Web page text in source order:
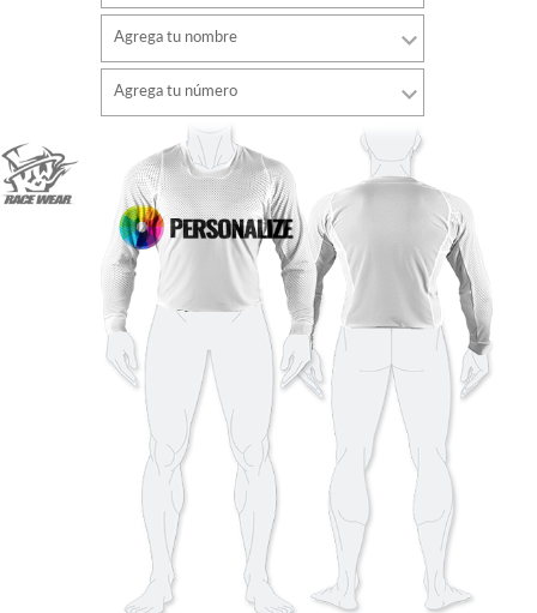
Agrega tu nombre
Color de fuente
Color de contorno
Sin contorno
AÑADIR
Agrega tu número
estilo
Color de fuente
Color de contorno
AÑADIR